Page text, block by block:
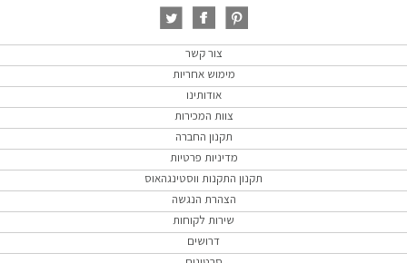
Newsletter:
צור קשר
מימוש אחריות
אודותינו
צוות המכירות
תקנון החברה
מדיניות פרטיות
תקנון התקנות ווסטינגהאוס
הצהרת הנגשה
שירות לקוחות
דרושים